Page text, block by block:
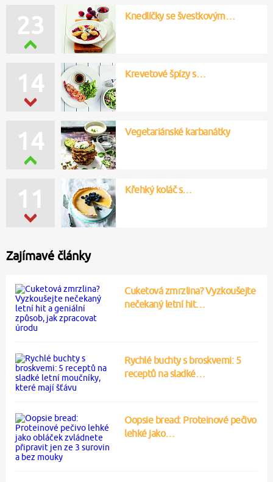
25 Knedlíčky se švestkovým…
13 Krevetové špízy s…
16 Vegetariánské karbanátky
11 Křehký koláč s…
Zajímavé články
Cuketová zmrzlina? Vyzkoušejte
nečekaný letní hit…
Rychlé buchty s broskvemi: 5
receptů na sladké…
Oopsie bread: Proteinové pečivo
lehké jako…